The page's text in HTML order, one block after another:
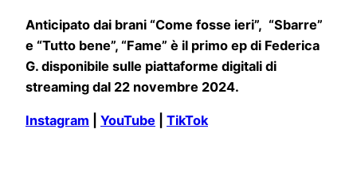
Anticipato dai brani “Come fosse ieri”, “Sbarre”
e “Tutto bene”, “Fame” è il primo ep di Federica
G. disponibile sulle piattaforme digitali di
streaming dal 22 novembre 2024.
Instagram YouTube TikTok